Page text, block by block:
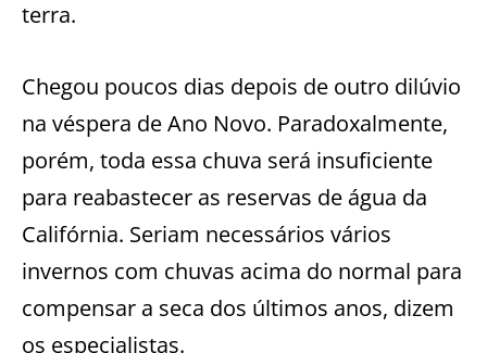
terra.
Chegou poucos dias depois de outro dilúvio
na véspera de Ano Novo. Paradoxalmente,
porém, toda essa chuva será insuficiente
para reabastecer as reservas de água da
Califórnia. Seriam necessários vários
invernos com chuvas acima do normal para
compensar a seca dos últimos anos, dizem
os especialistas.